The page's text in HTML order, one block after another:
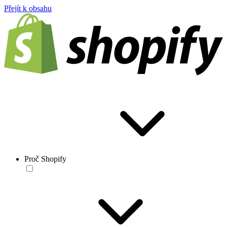
Přejít k obsahu
Proč Shopify